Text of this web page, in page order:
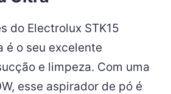
do Electrolux STK15
é o seu excelente
e limpeza. Com uma
esse aspirador de pó é